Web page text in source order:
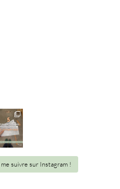
suivre sur Instagram !